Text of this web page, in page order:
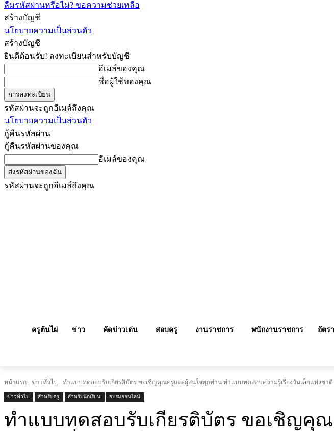
ลืมรหัสผ่านหรือไม่? ขอความช่วยเหลือ
สร้างบัญชี
นโยบายความเป็นส่วนตัว
สร้างบัญชี
ยินดีต้อนรับ! ลงทะเบียนสำหรับบัญชี
อีเมล์ของคุณ
ชื่อผู้ใช้ของคุณ
รหัสผ่านจะถูกอีเมล์ถึงคุณ
นโยบายความเป็นส่วนตัว
กู้คืนรหัสผ่าน
กู้คืนรหัสผ่านของคุณ
อีเมล์ของคุณ
รหัสผ่านจะถูกอีเมล์ถึงคุณ
ครูต้นไผ่ ข่าว คัดข่าวเด่น สอบครู งานราชการ พนักงานราชการ อัตร
หน้าแรก ข่าวทั่วไป ทำแบบทดสอบรับเกียรติบัตร ขอเชิญคุณครูและผู้สนใจทุกท่าน ทำแบบทดสอบความรู้เรื่องวันเด็กแห่งชา
ข่าวทั่วไป สำหรับครู สำหรับนักเรียน อบรมออนไลน์
ทำแบบทดสอบรับเกียรติบัตร ขอเชิญคุ